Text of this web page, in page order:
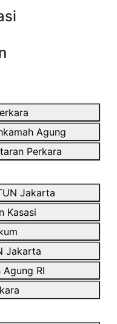
Agung
Perkara
Jakarta
Kasasi
Jakarta
Agung RI